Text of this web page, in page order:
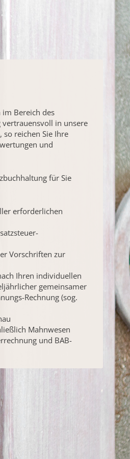
Bereich des
vertrauensvoll in unsere
so reichen Sie Ihre
und
für Sie
erforderlichen
Vorschriften zur
Ihren individuellen
gemeinsamer
Rechnung (sog.
Mahnwesen
und BAB-